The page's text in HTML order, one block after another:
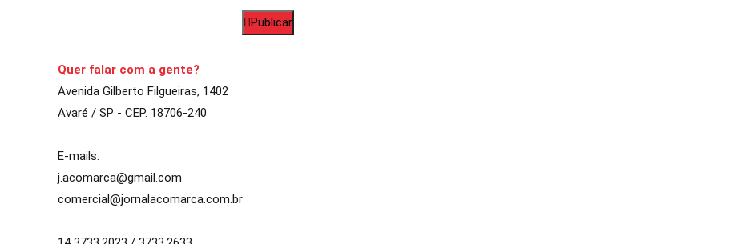
Publicar
Quer falar com a gente?
Avenida Gilberto Filgueiras, 1402
Avaré / SP - CEP. 18706-240
E-mails:
j.acomarca@gmail.com
comercial@jornalacomarca.com.br